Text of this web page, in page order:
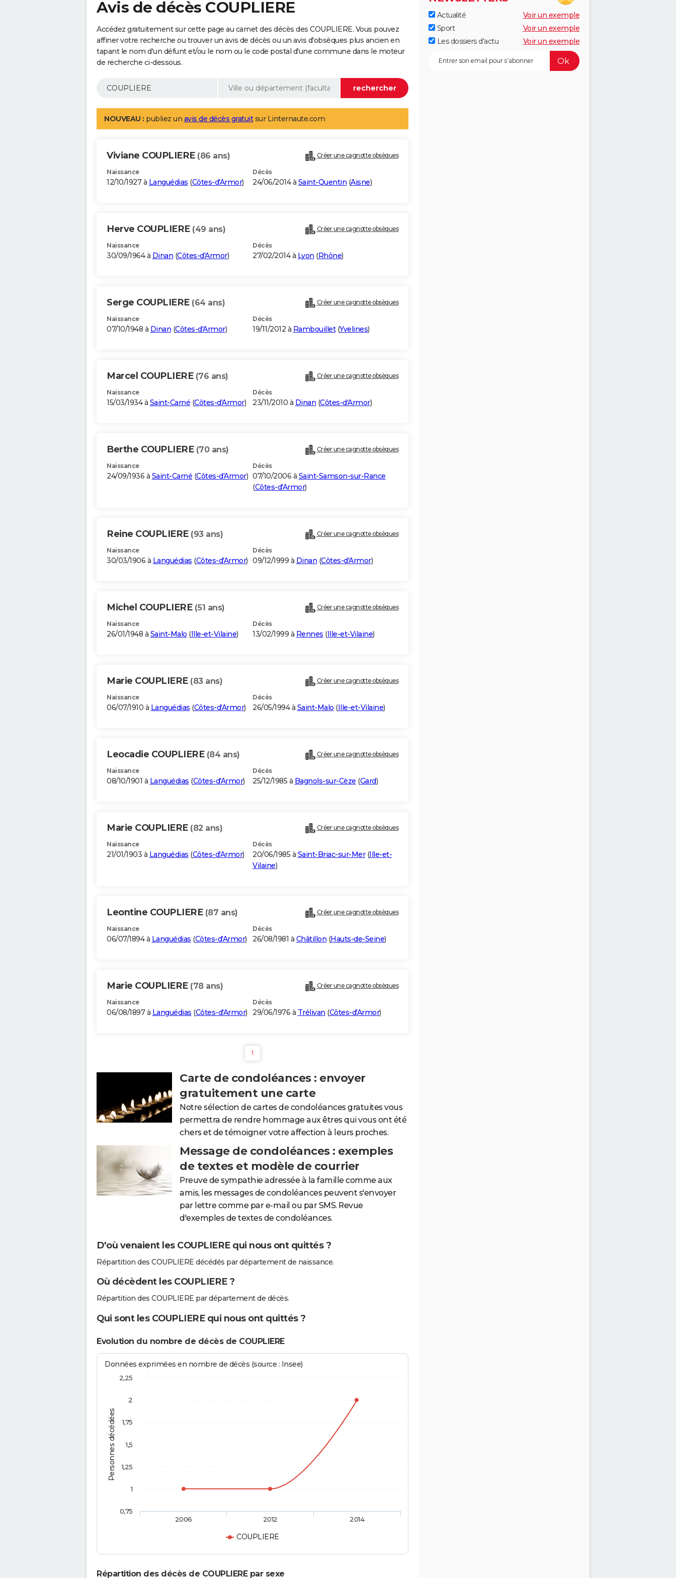
Avis de décès COUPLIERE
Accédez gratuitement sur cette page au carnet des décès des COUPLIERE. Vous pouvez
affiner votre recherche ou trouver un avis de décès ou un avis d'obsèques plus ancien en
tapant le nom d'un défunt et/ou le nom ou le code postal d'une commune dans le moteur
de recherche ci-dessous.
NOUVEAU : publiez un avis de décès gratuitsur Linternaute.com
Viviane COUPLIERE (86 ans) Créer une cagnotte obsèques
Naissance
12/10/1927 à Languédias (Côtes-d'Armor)
Décès
24/06/2014 à Saint-Quentin (Aisne)
Herve COUPLIERE (49 ans) Créer une cagnotte obsèques
Naissance
30/09/1964 à Dinan (Côtes-d'Armor)
Décès
27/02/2014 à Lyon (Rhône)
Serge COUPLIERE (64 ans) Créer une cagnotte obsèques
Naissance
07/10/1948 à Dinan (Côtes-d'Armor)
Décès
19/11/2012 à Rambouillet(Yvelines)
Marcel COUPLIERE (76 ans) Créer une cagnotte obsèques
Naissance
15/03/1934 à Saint-Carné (Côtes-d'Armor)
Décès
23/11/2010 à Dinan (Côtes-d'Armor)
Berthe COUPLIERE (70 ans) Créer une cagnotte obsèques
Naissance
24/09/1936 à Saint-Carné (Côtes-d'Armor)
Décès
07/10/2006 à Saint-Samson-sur-Rance
(Côtes-d'Armor)
Reine COUPLIERE (93 ans) Créer une cagnotte obsèques
Naissance
30/03/1906 à Languédias (Côtes-d'Armor)
Décès
09/12/1999 à Dinan (Côtes-d'Armor)
Michel COUPLIERE (51 ans) Créer une cagnotte obsèques
Naissance
26/01/1948 à Saint-Malo (Ille-et-Vilaine)
Décès
13/02/1999 à Rennes (Ille-et-Vilaine)
Marie COUPLIERE (83 ans) Créer une cagnotte obsèques
Naissance
06/07/1910 à Languédias (Côtes-d'Armor)
Décès
26/05/1994 à Saint-Malo (Ille-et-Vilaine)
Leocadie COUPLIERE (84 ans) Créer une cagnotte obsèques
Naissance
08/10/1901 à Languédias (Côtes-d'Armor)
Décès
25/12/1985 à Bagnols-sur-Cèze (Gard)
Marie COUPLIERE (82 ans) Créer une cagnotte obsèques
Naissance
21/01/1903 à Languédias (Côtes-d'Armor)
Décès
20/06/1985 à Saint-Briac-sur-Mer(Ille-et-
Vilaine)
Leontine COUPLIERE (87 ans) Créer une cagnotte obsèques
Naissance
06/07/1894 à Languédias (Côtes-d'Armor)
Décès
26/08/1981 à Châtillon (Hauts-de-Seine)
Marie COUPLIERE (78 ans) Créer une cagnotte obsèques
Naissance
06/08/1897 à Languédias (Côtes-d'Armor)
Décès
29/06/1976 à Trélivan (Côtes-d'Armor)
1
Carte de condoléances : envoyer
gratuitement une carte
Notre sélection de cartes de condoléances gratuites vous
permettra de rendre hommage aux êtres qui vous ont été
chers et de témoigner votre affection à leurs proches.
Message de condoléances : exemples
de textes et modèle de courrier
Preuve de sympathie adressée à la famille comme aux
amis, les messages de condoléances peuvent s'envoyer
par lettre comme par e-mail ou par SMS. Revue
d'exemples de textes de condoléances.
D'où venaient les COUPLIERE qui nous ont quittés ?
Répartition des COUPLIERE décédés par département de naissance.
Où décèdent les COUPLIERE ?
Répartition des COUPLIERE par département de décès.
Qui sont les COUPLIERE qui nous ont quittés ?
Evolution du nombre de décès de COUPLIERE
Personnes décédées
Données exprimées en nombre de décès (source : Insee)
COUPLIERE
2006 2012 2014
0,75
1
1,25
1,5
1,75
2
2,25
Répartition des décès de COUPLIERE par sexe
Actualité
Voir un exemple
Sport
Voir un exemple
Les dossiers d'actu
Voir un exemple